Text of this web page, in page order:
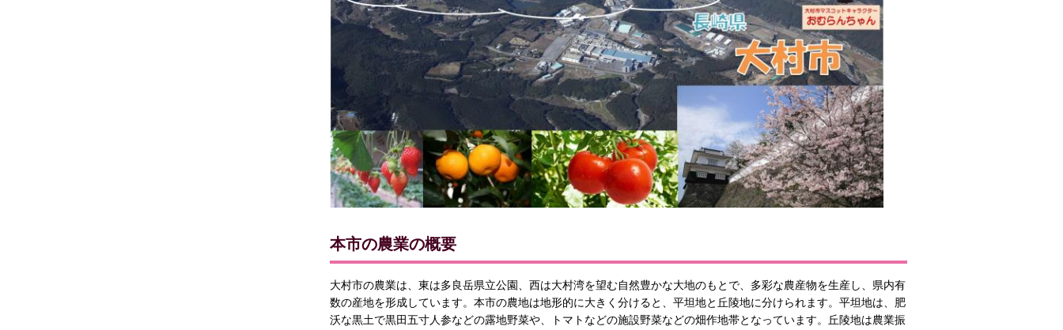
本市の農業の概要
大村市の農業は、東は多良岳県立公園、西は大村湾を望む自然豊かな大地のもとで、多彩な農産物を生産し、県内有
数の産地を形成しています。本市の農地は地形的に大きく分けると、平坦地と丘陵地に分けられます。平坦地は、肥
沃な黒土で黒田五寸人参などの露地野菜や、トマトなどの施設野菜などの畑作地帯となっています。丘陵地は農業振